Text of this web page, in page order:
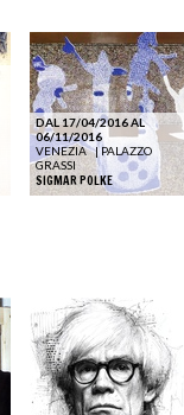
DAL 17/04/2016 AL
06/11/2016
VENEZIA |PALAZZO
GRASSI
SIGMAR POLKE